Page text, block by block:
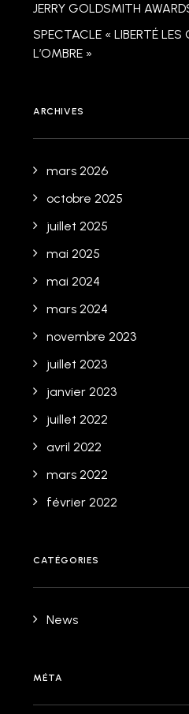
JERRY GOLDSMITH
SPECTACLE « LIBERTÉ
L’OMBRE »
ARCHIVES
mars 2026
octobre 2025
juillet 2025
mai 2025
mai 2024
mars 2024
novembre 2023
juillet 2023
janvier 2023
juillet 2022
avril 2022
mars 2022
février 2022
CATÉGORIES
News
MÉTA